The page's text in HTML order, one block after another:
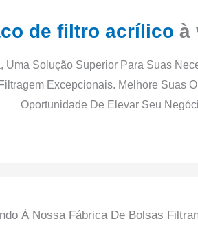
de filtro acrílico à
Solução Superior Para Suas
Excepcionais. Melhore Suas
Oportunidade De Elevar Seu
À Nossa Fábrica De Bolsas